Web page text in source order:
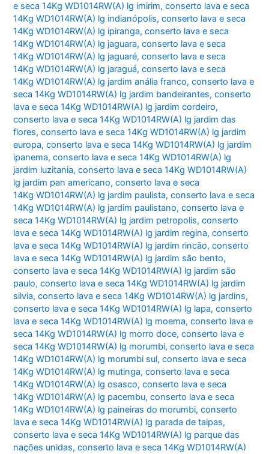
e seca 14Kg WD1014RW(A) lg imirim,conserto lava e seca
14Kg WD1014RW(A) lg indianópolis,conserto lava e seca
14Kg WD1014RW(A) lg ipiranga,conserto lava e seca
14Kg WD1014RW(A) lg jaguara,conserto lava e seca
14Kg WD1014RW(A) lg jaguaré,conserto lava e seca
14Kg WD1014RW(A) lg jaraguá,conserto lava e seca
14Kg WD1014RW(A) lg jardim anália franco,conserto lava e
seca 14Kg WD1014RW(A) lg jardim bandeirantes,conserto
lava e seca 14Kg WD1014RW(A) lg jardim cordeiro,
conserto lava e seca 14Kg WD1014RW(A) lg jardim das
flores,conserto lava e seca 14Kg WD1014RW(A) lg jardim
europa,conserto lava e seca 14Kg WD1014RW(A) lg jardim
ipanema,conserto lava e seca 14Kg WD1014RW(A) lg
jardim luzitania,conserto lava e seca 14Kg WD1014RW(A)
lg jardim pan americano,conserto lava e seca
14Kg WD1014RW(A) lg jardim paulista,conserto lava e seca
14Kg WD1014RW(A) lg jardim paulistano,conserto lava e
seca 14Kg WD1014RW(A) lg jardim petropolis,conserto
lava e seca 14Kg WD1014RW(A) lg jardim regina,conserto
lava e seca 14Kg WD1014RW(A) lg jardim rincão,conserto
lava e seca 14Kg WD1014RW(A) lg jardim são bento,
conserto lava e seca 14Kg WD1014RW(A) lg jardim são
paulo,conserto lava e seca 14Kg WD1014RW(A) lg jardim
silvia,conserto lava e seca 14Kg WD1014RW(A) lg jardins,
conserto lava e seca 14Kg WD1014RW(A) lg lapa,conserto
lava e seca 14Kg WD1014RW(A) lg moema,conserto lava e
seca 14Kg WD1014RW(A) lg morro doce,conserto lava e
seca 14Kg WD1014RW(A) lg morumbi,conserto lava e seca
14Kg WD1014RW(A) lg morumbi sul,conserto lava e seca
14Kg WD1014RW(A) lg mutinga,conserto lava e seca
14Kg WD1014RW(A) lg osasco,conserto lava e seca
14Kg WD1014RW(A) lg pacembu,conserto lava e seca
14Kg WD1014RW(A) lg paineiras do morumbi,conserto
lava e seca 14Kg WD1014RW(A) lg parada de taipas,
conserto lava e seca 14Kg WD1014RW(A) lg parque das
nações unidas,conserto lava e seca 14Kg WD1014RW(A)